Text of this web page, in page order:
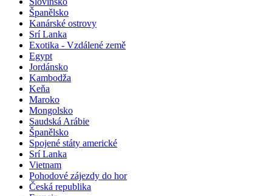
Španělsko
Kanárské ostrovy
Srí Lanka
Exotika - Vzdálené země
Egypt
Jordánsko
Kambodža
Keňa
Maroko
Mongolsko
Saudská Arábie
Španělsko
Spojené státy americké
Srí Lanka
Vietnam
Pohodové zájezdy do hor
Česká republika